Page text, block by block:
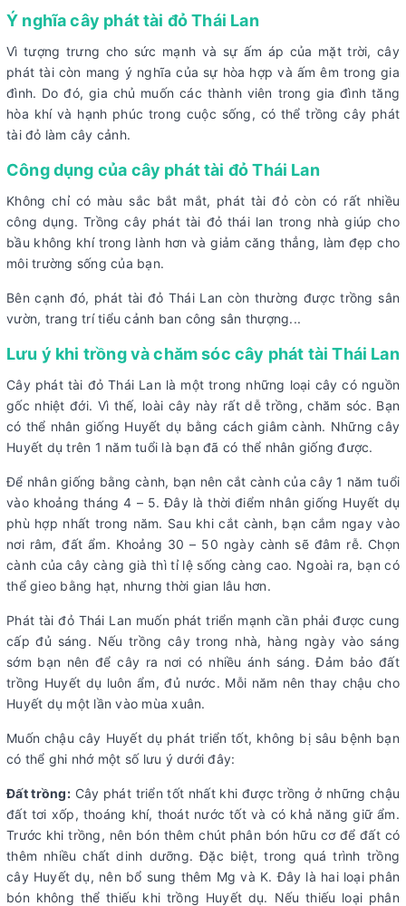
Ý nghĩa cây phát tài đỏ Thái Lan
Vì tượng trưng cho sức mạnh và sự ấm áp của mặt trời, cây
phát tài còn mang ý nghĩa của sự hòa hợp và ấm êm trong gia
đình. Do đó, gia chủ muốn các thành viên trong gia đình tăng
hòa khí và hạnh phúc trong cuộc sống, có thể trồng cây phát
tài đỏ làm cây cảnh.
Công dụng của cây phát tài đỏ Thái Lan
Không chỉ có màu sắc bắt mắt, phát tài đỏ còn có rất nhiều
công dụng. Trồng cây phát tài đỏ thái lan trong nhà giúp cho
bầu không khí trong lành hơn và giảm căng thẳng, làm đẹp cho
môi trường sống của bạn.
Bên cạnh đó, phát tài đỏ Thái Lan còn thường được trồng sân
vườn, trang trí tiểu cảnh ban công sân thượng...
Lưu ý khi trồng và chăm sóc cây phát tài Thái Lan
Cây phát tài đỏ Thái Lan là một trong những loại cây có nguồn
gốc nhiệt đới. Vì thế, loài cây này rất dễ trồng, chăm sóc. Bạn
có thể nhân giống Huyết dụ bằng cách giâm cành. Những cây
Huyết dụ trên 1 năm tuổi là bạn đã có thể nhân giống được.
Để nhân giống bằng cành, bạn nên cắt cành của cây 1 năm tuổi
vào khoảng tháng 4 – 5. Đây là thời điểm nhân giống Huyết dụ
phù hợp nhất trong năm. Sau khi cắt cành, bạn cắm ngay vào
nơi râm, đất ẩm. Khoảng 30 – 50 ngày cành sẽ đâm rễ. Chọn
cành của cây càng già thì tỉ lệ sống càng cao. Ngoài ra, bạn có
thể gieo bằng hạt, nhưng thời gian lâu hơn.
Phát tài đỏ Thái Lan muốn phát triển mạnh cần phải được cung
cấp đủ sáng. Nếu trồng cây trong nhà, hàng ngày vào sáng
sớm bạn nên để cây ra nơi có nhiều ánh sáng. Đảm bảo đất
trồng Huyết dụ luôn ẩm, đủ nước. Mỗi năm nên thay chậu cho
Huyết dụ một lần vào mùa xuân.
Muốn chậu cây Huyết dụ phát triển tốt, không bị sâu bệnh bạn
có thể ghi nhớ một số lưu ý dưới đây:
Đất trồng:Cây phát triển tốt nhất khi được trồng ở những chậu
đất tơi xốp, thoáng khí, thoát nước tốt và có khả năng giữ ẩm.
Trước khi trồng, nên bón thêm chút phân bón hữu cơ để đất có
thêm nhiều chất dinh dưỡng. Đặc biệt, trong quá trình trồng
cây Huyết dụ, nên bổ sung thêm Mg và K. Đây là hai loại phân
bón không thể thiếu khi trồng Huyết dụ. Nếu thiếu loại phân